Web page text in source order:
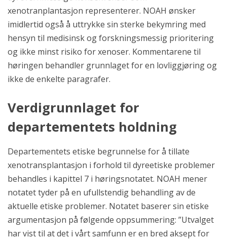
xenotranplantasjon representerer. NOAH ønsker
imidlertid også å uttrykke sin sterke bekymring med
hensyn til medisinsk og forskningsmessig prioritering
og ikke minst risiko for xenoser. Kommentarene til
høringen behandler grunnlaget for en lovliggjøring og
ikke de enkelte paragrafer.
Verdigrunnlaget for
departementets holdning
Departementets etiske begrunnelse for å tillate
xenotransplantasjon i forhold til dyreetiske problemer
behandles i kapittel 7 i høringsnotatet. NOAH mener
notatet tyder på en ufullstendig behandling av de
aktuelle etiske problemer. Notatet baserer sin etiske
argumentasjon på følgende oppsummering: ”Utvalget
har vist til at det i vårt samfunn er en bred aksept for